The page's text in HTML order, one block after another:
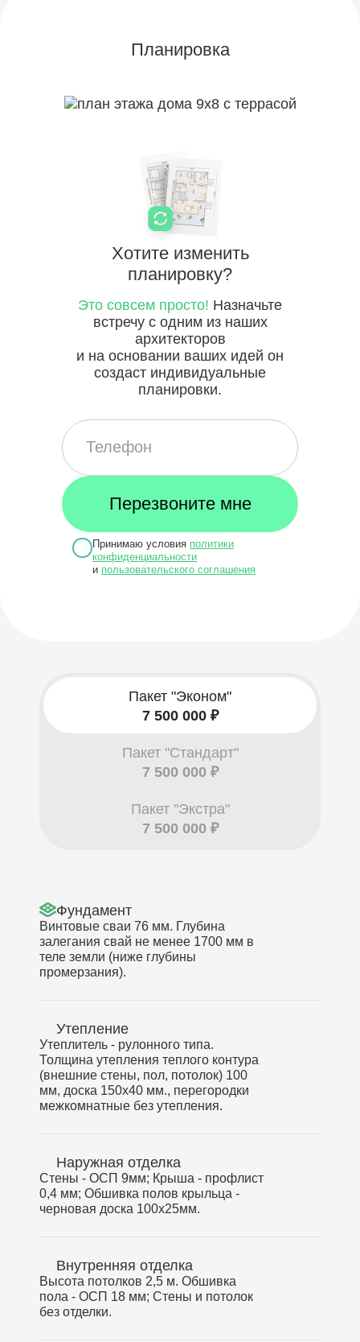
Планировка
Хотите изменить
планировку?
Это совсем просто! Назначьте
встречу с одним из наших
архитекторов
и на основании ваших идей он
создаст индивидуальные
планировки.
Принимаю условия политики
конфиденциальности
и пользовательского соглашения
Пакет "Эконом"
7 500 000 ₽
Пакет "Стандарт"
7 500 000 ₽
Пакет "Экстра"
7 500 000 ₽
Фундамент
Винтовые сваи 76 мм. Глубина
залегания свай не менее 1700 мм в
теле земли (ниже глубины
промерзания).
Утепление
Утеплитель - рулонного типа.
Толщина утепления теплого контура
(внешние стены, пол, потолок) 100
мм, доска 150х40 мм., перегородки
межкомнатные без утепления.
Наружная отделка
Стены - ОСП 9мм; Крыша - профлист
0,4 мм; Обшивка полов крыльца -
черновая доска 100х25мм.
Внутренняя отделка
Высота потолков 2,5 м. Обшивка
пола - ОСП 18 мм; Стены и потолок
без отделки.